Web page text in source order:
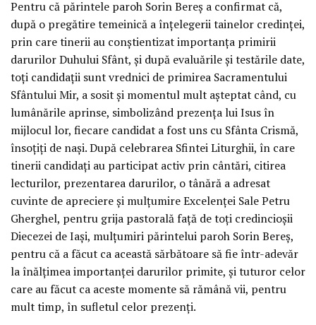
Pentru că părintele paroh Sorin Bereș a confirmat că,
după o pregătire temeinică a înțelegerii tainelor credinței,
prin care tinerii au conștientizat importanța primirii
darurilor Duhului Sfânt, și după evaluările și testările date,
toți candidații sunt vrednici de primirea Sacramentului
Sfântului Mir, a sosit și momentul mult așteptat când, cu
lumânările aprinse, simbolizând prezența lui Isus în
mijlocul lor, fiecare candidat a fost uns cu Sfânta Crismă,
însoțiți de nași. După celebrarea Sfintei Liturghii, în care
tinerii candidați au participat activ prin cântări, citirea
lecturilor, prezentarea darurilor, o tânără a adresat
cuvinte de apreciere și mulțumire Excelenței Sale Petru
Gherghel, pentru grija pastorală față de toți credincioșii
Diecezei de Iași, mulțumiri părintelui paroh Sorin Bereș,
pentru că a făcut ca această sărbătoare să fie într-adevăr
la înălțimea importanței darurilor primite, și tuturor celor
care au făcut ca aceste momente să rămână vii, pentru
mult timp, în sufletul celor prezenți.